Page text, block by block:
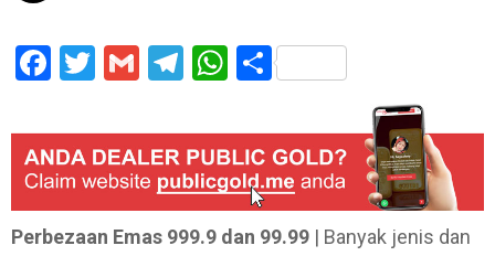
Facebook
Twitter
GmailTelegram
WhatsApp
Share
Perbezaan Emas 999.9 dan 99.99 | Banyak jenis dan